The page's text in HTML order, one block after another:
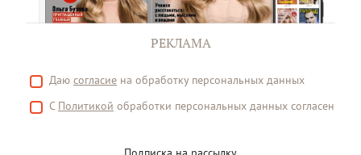
РЕКЛАМА
Даю согласие на обработку персональных данных
С Политикой обработки персональных данных согласен